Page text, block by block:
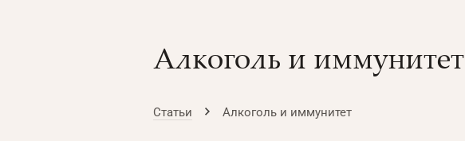
Алкоголь и иммунитет
Статьи Алкоголь и иммунитет